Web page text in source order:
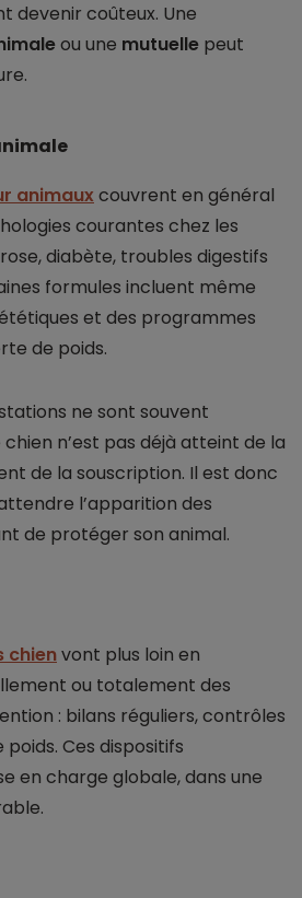
devenir coûteux. Une
ou une mutuelle peut
animaux couvrent en général
courantes chez les
diabète, troubles digestifs
formules incluent même
et des programmes
de poids.
ne sont souvent
n’est pas déjà atteint de la
de la souscription. Il est donc
l’apparition des
de protéger son animal.
chienvont plus loin en
ou totalement des
: bilans réguliers, contrôles
Ces dispositifs
en charge globale, dans une